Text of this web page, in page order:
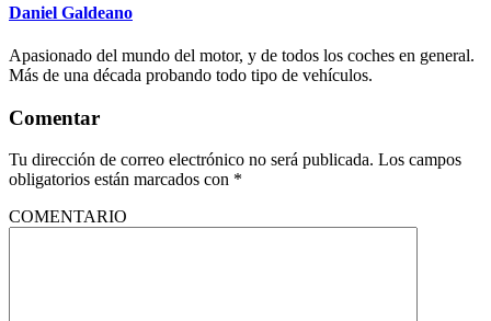
Daniel Galdeano
Apasionado del mundo del motor, y de todos los coches en general.
Más de una década probando todo tipo de vehículos.
Comentar
Tu dirección de correo electrónico no será publicada. Los campos
obligatorios están marcados con *
COMENTARIO